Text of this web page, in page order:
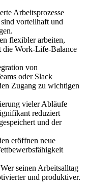
Arbeitsprozesse
vorteilhaft und
flexibler arbeiten,
die Work-Life-Balance
von
oder Slack
Zugang zu wichtigen
vieler Abläufe
reduziert
und der
eröffnen neue
Wer seinen Arbeitsalltag
und produktiver.